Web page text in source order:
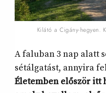
Kilátó a Cigány-hegyen.
A faluban 3 nap alatt
sétálgatást, annyira
Életemben először itt